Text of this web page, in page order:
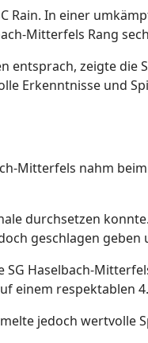
Rain. In einer
Mitterfels Rang
zeigte die
Erkenntnisse und
Mitterfels nahm
durchsetzen
geschlagen geben
SG Haselbach-
einem respektablen
jedoch wertvolle